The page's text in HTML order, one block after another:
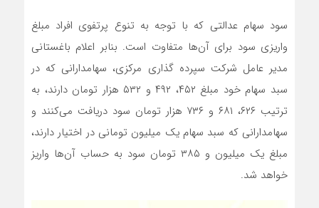
سود سهام عدالتی که با توجه به تنوع پرتفوی افراد مبلغ
واریزی سود برای آن‌ها متفاوت است. بنابر اعلام باغستانی
مدیر عامل شرکت سپرده گذاری مرکزی، سهامدارانی که در
سبد سهام خود مبلغ ۴۵۲، ۴۹۲ و ۵۳۲ هزار تومان دارند، به
ترتیب ۶۲۶، ۶۸۱ و ۷۳۶ هزار تومان سود دریافت می‌کنند و
سهامدارانی که سبد سهام یک میلیون تومانی در اختیار دارند،
مبلغ یک میلیون و ۳۸۵ تومان سود به حساب آن‌ها واریز
خواهد شد.